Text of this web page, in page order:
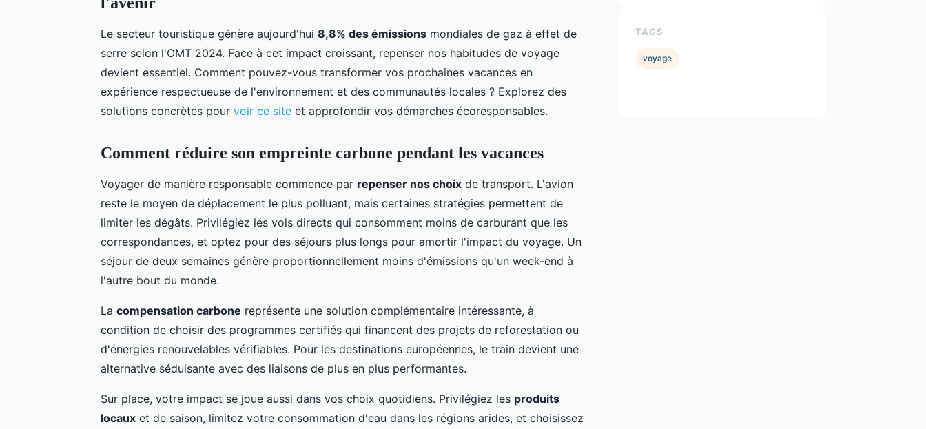
Le secteur touristique génère aujourd'hui 8,8% des émissions mondiales de gaz à effet de
serre selon l'OMT 2024. Face à cet impact croissant, repenser nos habitudes de voyage
devient essentiel. Comment pouvez-vous transformer vos prochaines vacances en
expérience respectueuse de l'environnement et des communautés locales ? Explorez des
solutions concrètes pour voir ce site et approfondir vos démarches écoresponsables.
Comment réduire son empreinte carbone pendant les vacances
Voyager de manière responsable commence par repenser nos choix de transport. L'avion
reste le moyen de déplacement le plus polluant, mais certaines stratégies permettent de
limiter les dégâts. Privilégiez les vols directs qui consomment moins de carburant que les
correspondances, et optez pour des séjours plus longs pour amortir l'impact du voyage. Un
séjour de deux semaines génère proportionnellement moins d'émissions qu'un week-end à
l'autre bout du monde.
La compensation carbone représente une solution complémentaire intéressante, à
condition de choisir des programmes certifiés qui financent des projets de reforestation ou
d'énergies renouvelables vérifiables. Pour les destinations européennes, le train devient une
alternative séduisante avec des liaisons de plus en plus performantes.
Sur place, votre impact se joue aussi dans vos choix quotidiens. Privilégiez les produits
locaux et de saison, limitez votre consommation d'eau dans les régions arides, et choisissez
TAGS
voyage